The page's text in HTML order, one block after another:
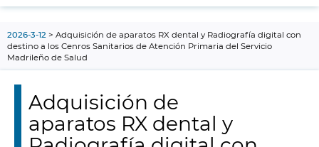
2026-3-12
Adquisición de aparatos RX dental y Radiografía digital con
destino a los Cenros Sanitarios de Atención Primaria del Servicio
Madrileño de Salud
Adquisición de
aparatos RX dental y